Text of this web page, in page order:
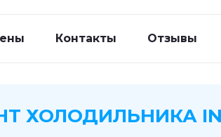
Контакты Отзывы
ХОЛОДИЛЬНИКА